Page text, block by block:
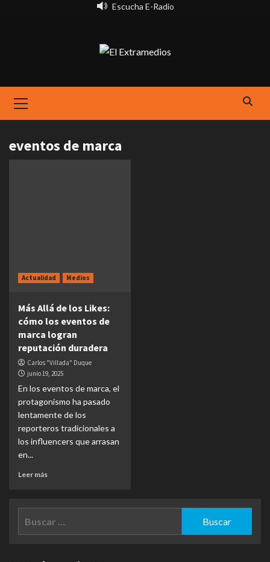
Escucha E-Radio
Menu
eventos de marca
Actualidad Medios
Más Allá de los Likes:
cómo los eventos de
marca logran
reputación duradera
Carlos "Villada" Duque
junio 19, 2025
En los eventos de marca, el
protagonismo ha pasado
lentamente de los
reporteros tradicionales a
los influencers que arrasan
en...
Leer más